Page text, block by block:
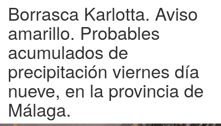
Borrasca Karlotta. Aviso
amarillo. Probables
acumulados de
precipitación viernes día
nueve, en la provincia de
Málaga.